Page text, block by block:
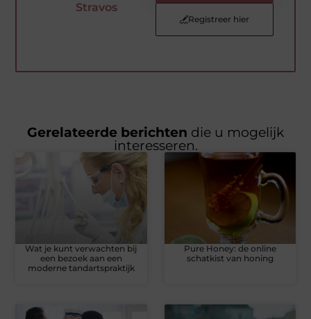
Stravos
Registreer hier
Gerelateerde berichten die u mogelijk
interesseren.
Wat je kunt verwachten bij
een bezoek aan een
moderne tandartspraktijk
Pure Honey: de online
schatkist van honing